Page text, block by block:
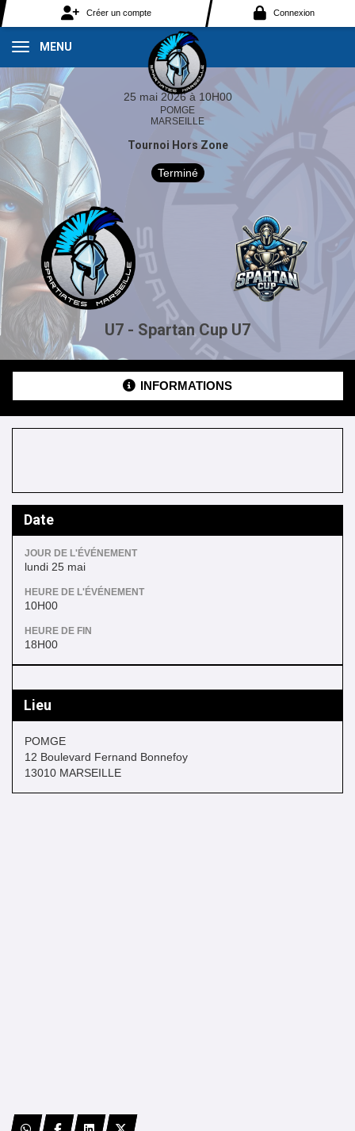
Créer un compte Connexion
MENU
25 mai 2026 à 10H00
POMGE
MARSEILLE
Tournoi Hors Zone
Terminé
U7 - Spartan Cup U7
INFORMATIONS
Date
JOUR DE L'ÉVÉNEMENT
lundi 25 mai
HEURE DE L'ÉVÉNEMENT
10H00
HEURE DE FIN
18H00
Lieu
POMGE
12 Boulevard Fernand Bonnefoy
13010 MARSEILLE
Panneau de gestion des cookies